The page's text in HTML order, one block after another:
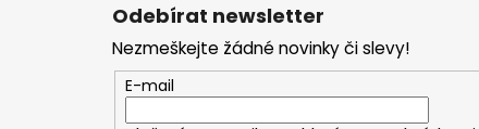
Odebírat newsletter
Nezmeškejte žádné novinky či slevy!
E-mail